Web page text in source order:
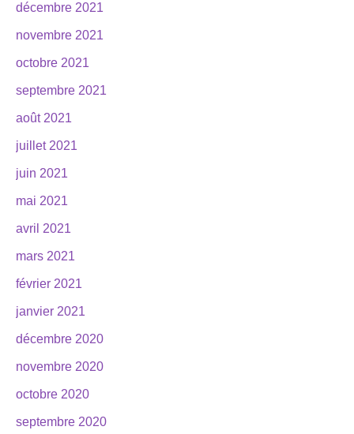
décembre 2021
novembre 2021
octobre 2021
septembre 2021
août 2021
juillet 2021
juin 2021
mai 2021
avril 2021
mars 2021
février 2021
janvier 2021
décembre 2020
novembre 2020
octobre 2020
septembre 2020